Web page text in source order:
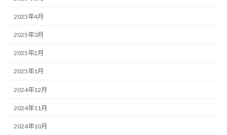
2025年4月
2025年3月
2025年2月
2025年1月
2024年12月
2024年11月
2024年10月